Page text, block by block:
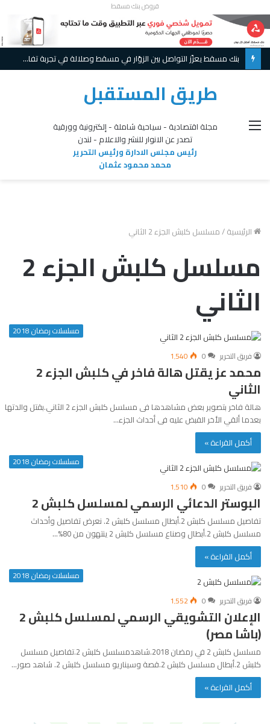
قروض بنك مسقط
بنك مسقط يعزّز التواصل بين الزوّار في مسقط وصلالة في تجربة تفاعلية مبتكرة ويواصل تقديم عروض حصريّة خلال موسم الخريف
طريق المستقبل
مجلة اقتصادية - سياحية شاملة - إلكترونية وورقية
تصدر عن الانوار للنشر والاعلام - لندن
رئيس مجلس الادارة ورئيس التحرير
محمد محمود عثمان
القائمة
الرئيسية/مسلسل كلبش الجزء 2 الثاني
مسلسل كلبش الجزء 2
الثاني
مسلسلات رمضان 2018
فريق التحرير
0 1٬540
محمد عز يقتل هالة فاخر في كلبش الجزء 2
الثاني
هالة فاخر بتصوير بعض مشاهدها فى مسلسل كلبش الجزء 2 الثاني.بقتل والدتها
بعدما ألقي الأخر القبض عليه فى أحداث الجزء…
أكمل القراءة »
مسلسلات رمضان 2018
فريق التحرير
0 1٬510
البوستر الدعائي الرسمي لمسلسل كلبش 2
تفاصيل مسلسل كلبش 2.أبطال مسلسل كلبش 2. نعرض تفاصيل وأحداث
مسلسل كلبش 2.أبطال وصناع مسلسل كلبش 2 ينتهون من 80%…
أكمل القراءة »
مسلسلات رمضان 2018
فريق التحرير
0 1٬552
الإعلان التشويقي الرسمي لمسلسل كلبش 2
(باشا مصر)
مسلسل كلبش 2 في رمضان 2018.شاهدمسلسل كلبش 2.تفاصيل مسلسل
كلبش 2.أبطال مسلسل كلبش 2.قصة وسيناريو مسلسل كلبش 2. شاهد صور…
أكمل القراءة »